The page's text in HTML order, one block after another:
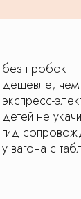
без пробок
дешевле, чем
экспресс-
детей не
гид
у вагона с